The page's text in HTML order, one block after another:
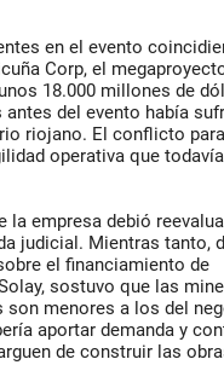
en el evento
Corp, el
18.000 millones de
del evento había
riojano. El conflicto
operativa que
la empresa debió
judicial. Mientras tanto,
el financiamiento de
sostuvo que las
menores a los del
aportar demanda y
de construir las